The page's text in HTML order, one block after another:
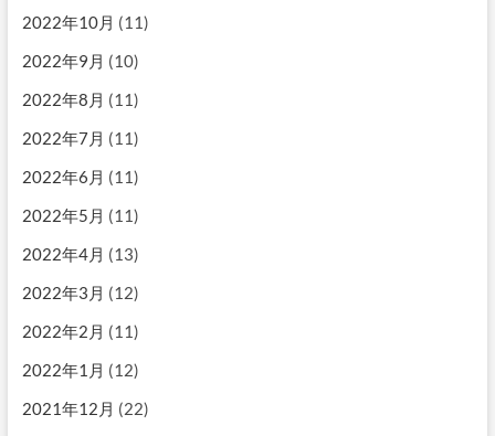
2022年10月 (11)
2022年9月 (10)
2022年8月 (11)
2022年7月 (11)
2022年6月 (11)
2022年5月 (11)
2022年4月 (13)
2022年3月 (12)
2022年2月 (11)
2022年1月 (12)
2021年12月 (22)